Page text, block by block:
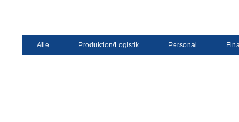
Alle Produktion/Logistik Personal